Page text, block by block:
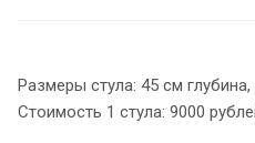
Размеры стула: 45 см
Стоимость 1 стула: 9000